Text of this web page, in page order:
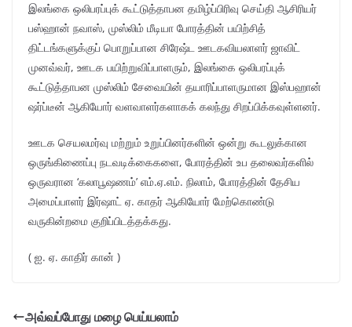
இலங்கை ஒலிபரப்புக் கூட்டுத்தாபன தமிழ்ப்பிரிவு செய்தி ஆசிரியர்
பஸ்ஹான் நவாஸ், முஸ்லிம் மீடியா போரத்தின் பயிற்சித்
திட்டங்களுக்குப் பொறுப்பான சிரேஷ்ட ஊடகவியலாளர் ஜாவிட்
முனவ்வர், ஊடக பயிற்றுவிப்பாளரும், இலங்கை ஒலிபரப்புக்
கூட்டுத்தாபன முஸ்லிம் சேவையின் தயாரிப்பாளருமான இஸ்பஹான்
ஷர்ப்டீன் ஆகியோர் வளவாளர்களாகக் கலந்து சிறப்பிக்கவுள்ளனர்.
ஊடக செயலமர்வு மற்றும் உறுப்பினர்களின் ஒன்று கூடலுக்கான
ஒருங்கிணைப்பு நடவடிக்கைகளை, போரத்தின் உப தலைவர்களில்
ஒருவரான ‘கலாபூஷணம்’ எம்.ஏ.எம். நிலாம், போரத்தின் தேசிய
அமைப்பாளர் இர்ஷாட் ஏ. காதர் ஆகியோர் மேற்கொண்டு
வருகின்றமை குறிப்பிடத்தக்கது.
( ஐ. ஏ. காதிர் கான் )
அவ்வப்போது மழை பெய்யலாம்